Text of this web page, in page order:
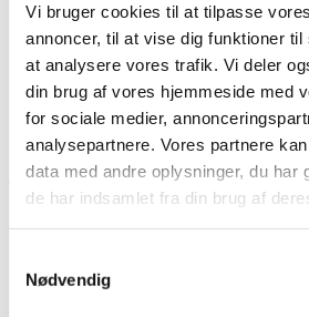
Vi bruger cookies til at tilpasse
annoncer, til at vise dig funktioner
at analysere vores trafik. Vi deler
din brug af vores hjemmeside med
for sociale medier,
analysepartnere. Vores partnere
data med andre oplysninger, du har
de har indsamlet fra din brug af
Nødvendig